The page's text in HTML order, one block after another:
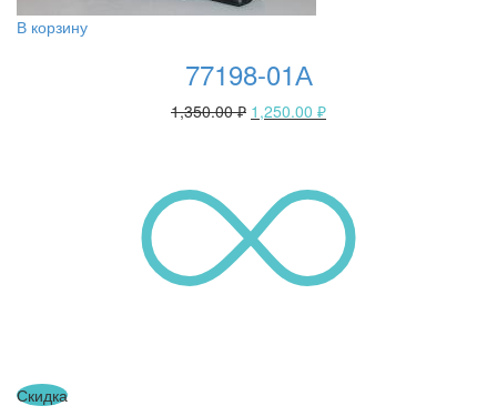
В корзину
77198-01А
1,350.00₽ 1,250.00 ₽
Скидка